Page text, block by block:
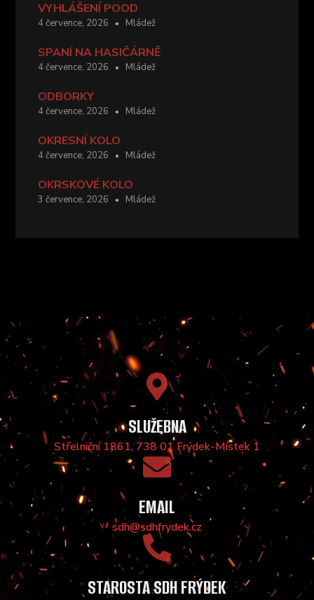
VYHLÁŠENÍ POOD
4 července, 2026 Mládež
SPANÍ NA HASIČÁRNĚ
4 července, 2026 Mládež
ODBORKY
4 července, 2026 Mládež
OKRESNÍ KOLO
4 července, 2026 Mládež
OKRSKOVÉ KOLO
3 července, 2026 Mládež
SLUŽEBNA
Střelniční 1861, 738 01 Frýdek-Místek 1
EMAIL
sdh@sdhfrydek.cz
STAROSTA SDH FRÝDEK